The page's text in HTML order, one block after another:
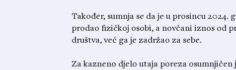
Također, sumnja se da je u prosincu
prodao fizičkoj osobi, a novčani iznos od
društva, već ga je zadržao za sebe.
Za kazneno djelo utaja poreza